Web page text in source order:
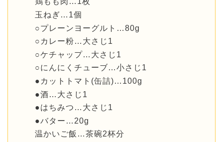
玉ねぎ…1個
○プレーンヨーグルト…80g
○カレー粉…大さじ1
○ケチャップ…大さじ1
○にんにくチューブ…小さじ1
●カットトマト(缶詰)…100g
●酒…大さじ1
●はちみつ…大さじ1
●バター…20g
温かいご飯…茶碗2杯分